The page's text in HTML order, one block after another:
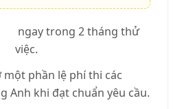
ngay trong 2 tháng thử
việc.
phần lệ phí thi các
Anh khi đạt chuẩn yêu cầu.